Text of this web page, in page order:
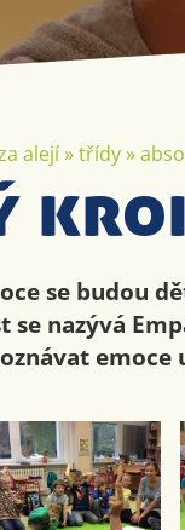
alejí»třídy»
se budou
se nazývá